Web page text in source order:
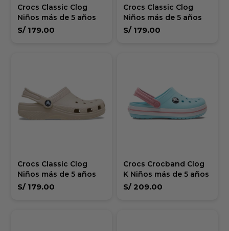
Crocs Classic Clog
Niños más de 5 años
S/ 179.00
Crocs Classic Clog
Niños más de 5 años
S/ 179.00
Crocs Classic Clog
Niños más de 5 años
S/ 179.00
Crocs Crocband Clog
K Niños más de 5 años
S/ 209.00